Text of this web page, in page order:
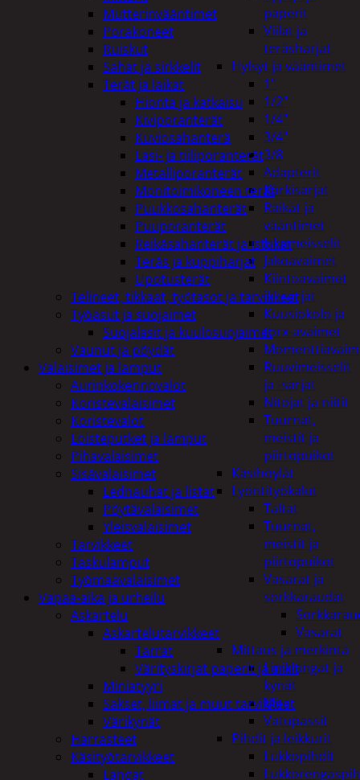
paperit
Viilat ja
teräsharjat
Hylsyt ja vääntimet
1"
1/2"
1/4"
3/4"
3/8
Adapterit
Kärkisarjat
Räikät ja
vääntimet
Iskumeisselit
Jakoavaimet
Kiintoavaimet
ja -sarjat
Kuusiokolo ja
torx-avaimet
Ruuvimeisselit
ja -sarjat
Nitojat ja niitit
Tuurnat,
meistit ja
piirtopuikot
Käsihöylät
Lyöntityökalut
Taltat
Tuurnat,
meistit ja
piirtopuikot
Vasarat ja
sorkkaraudat
Vasarat
Mittaus ja merkintä
Linjalangat ja
kynät
Mitat
Vatupassit
Pihdit ja leikkurit
Lukkopihdit
Mutterinvääntimet
Porakoneet
Ruiskut
Sahat ja sirkkelit
Terät ja laikat
Hionta ja katkaisu
Kiviporanterät
Kuviosahanterä
Lasi- ja tiiliporanterät
Metalliporanterät
Monitoimikoneen terät
Puukkosahanterät
Puuporanterät
Reikäsahanterät ja istukat
Teräs ja kuppiharjat
Upotusterät
Telineet, tikkaat, työtasot ja tarvikkeet
Työasut ja suojaimet
Suojalasit ja kuulosuojaimet
Vaunut ja pöydät
Valaisimet ja lamput
Aurinkokennovalot
Koristevalaisimet
Koristevalot
Loisteputket ja lamput
Pihavalaisimet
Sisävalaisimet
Lednauhat ja listat
Pöytävalaisimet
Yleisvalaisimet
Tarvikkeet
Taskulamput
Työmaavalaisimet
Vapaa-aika ja urheilu
Askartelu
Askartelutarvikkeet
Tarrat
Värityskirjat paperit ja arkit
Miniatyyri
Sakset, liimat ja muut tarvikkeet
Värikynät
Harrasteet
Käsityötarvikkeet
Langat